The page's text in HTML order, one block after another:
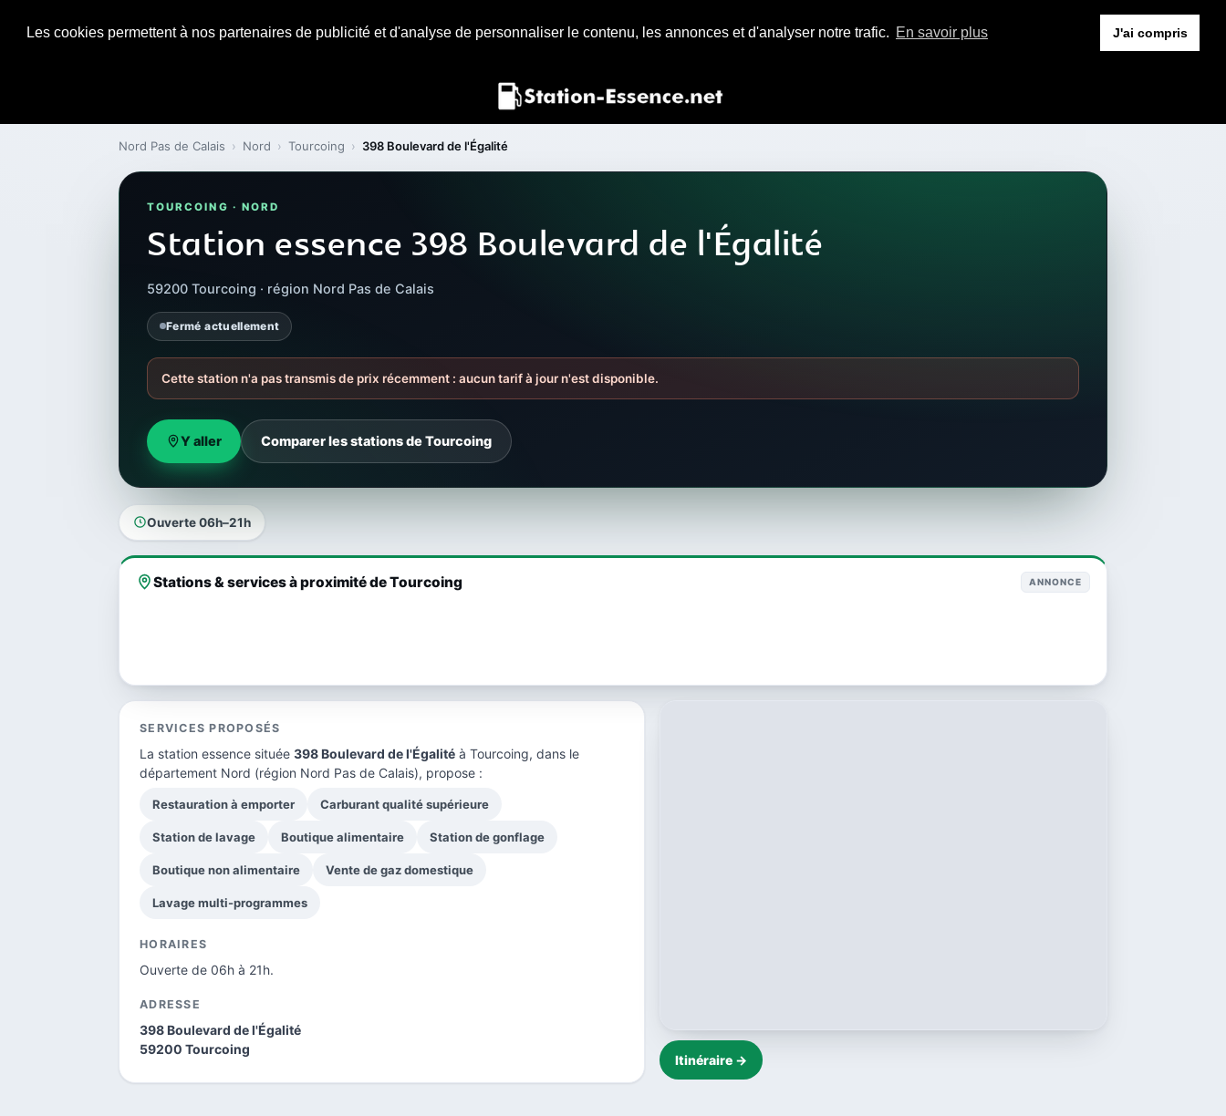
Les cookies permettent à nos partenaires de publicité et d'analyse de personnaliser le contenu, les annonces et d'analyser notre trafic. En savoir plus J'ai compris
Nord Pas de Calais › Nord › Tourcoing › 398 Boulevard de l'Égalité
TOURCOING · NORD
Station essence 398 Boulevard de l'Égalité
59200 Tourcoing · région Nord Pas de Calais
Fermé actuellement
Cette station n'a pas transmis de prix récemment : aucun tarif à jour n'est disponible.
Y aller Comparer les stations de Tourcoing
Ouverte 06h–21h
Stations & services à proximité de Tourcoing ANNONCE
SERVICES PROPOSÉS
La station essence située 398 Boulevard de l'Égalité à Tourcoing, dans le
département Nord (région Nord Pas de Calais), propose :
Restauration à emporter Carburant qualité supérieure
Station de lavage Boutique alimentaire Station de gonflage
Boutique non alimentaire Vente de gaz domestique
Lavage multi-programmes
HORAIRES
Ouverte de 06h à 21h.
ADRESSE
398 Boulevard de l'Égalité
59200 Tourcoing
Itinéraire →